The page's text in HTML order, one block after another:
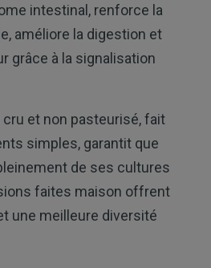
intestinal, renforce la
améliore la digestion et
grâce à la signalisation
et non pasteurisé, fait
simples, garantit que
de ses cultures
faites maison offrent
une meilleure diversité